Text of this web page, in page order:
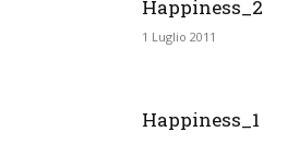
Happiness_2
1 Luglio 2011
Happiness_1